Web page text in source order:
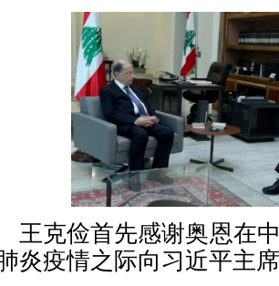
克俭首先感谢奥恩在中
炎疫情之际向习近平主